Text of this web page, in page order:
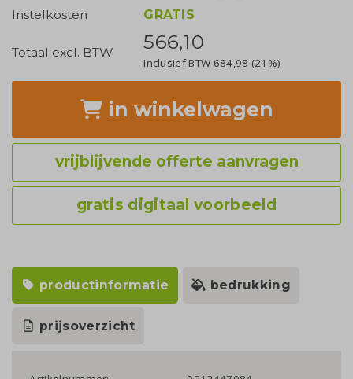
Instelkosten
GRATIS
Totaal excl. BTW 566,10
Inclusief BTW 684,98 (21%)
in winkelwagen
vrijblijvende offerte aanvragen
gratis digitaal voorbeeld
productinformatie bedrukking
prijsoverzicht